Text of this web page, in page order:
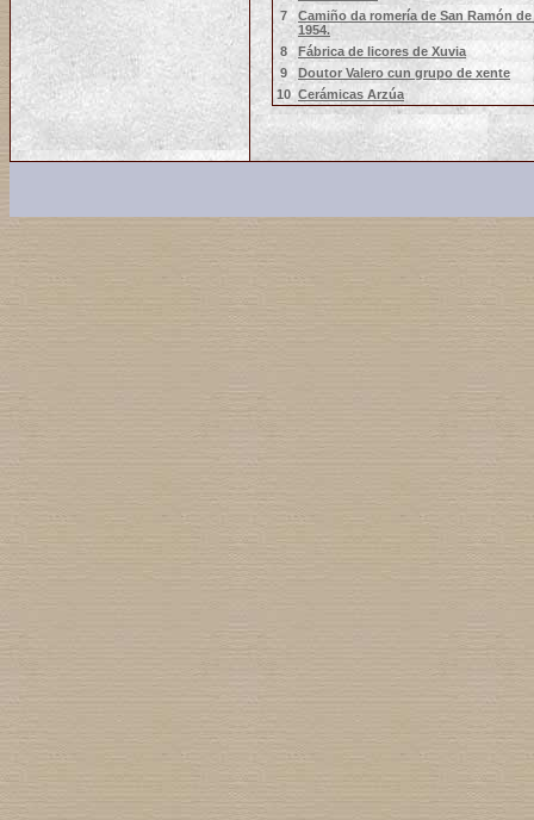
7
Camiño da romería de San Ramón
1954.
8
Fábrica de licores de Xuvia
9
Doutor Valero cun grupo de xente
10 Cerámicas Arzúa